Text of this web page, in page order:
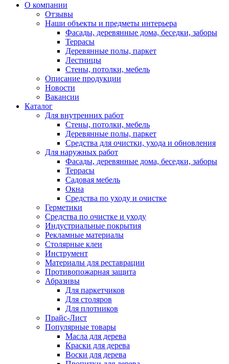
О компании
Отзывы
Наши объекты и предметы интерьера
Фасады, деревянные дома, беседки, заборы
Террасы
Деревянные полы, паркет
Лестницы
Стены, потолки, мебель
Описание продукции
Новости
Вакансии
Каталог
Для внутренних работ
Стены, потолки, мебель
Деревянные полы, паркет
Средства для очистки, ухода и обновления
Для наружных работ
Фасады, деревянные дома, беседки, заборы
Террасы
Садовая мебель
Окна
Средства по уходу и очистке
Герметики
Средства по очистке и уходу
Индустриальные покрытия
Рекламные материалы
Столярные клеи
Инструмент
Материалы для реставрации
Противопожарная защита
Абразивы
Для паркетчиков
Для столяров
Для плотников
Прайс-Лист
Популярные товары
Масла для дерева
Краски для дерева
Воски для дерева